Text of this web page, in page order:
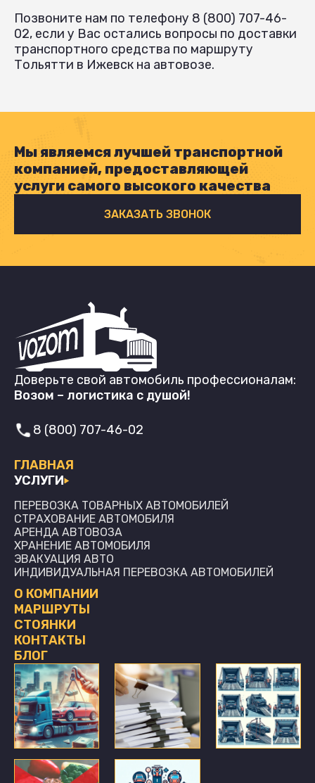
Позвоните нам по телефону 8 (800) 707-46-
02, если у Вас остались вопросы по доставки
транспортного средства по маршруту
Тольятти в Ижевск на автовозе.
Мы являемся лучшей транспортной
компанией, предоставляющей
услуги самого высокого качества
ЗАКАЗАТЬ ЗВОНОК
Доверьте свой автомобиль профессионалам:
Возом – логистика с душой!
ГЛАВНАЯ
УСЛУГИ
ПЕРЕВОЗКА ТОВАРНЫХ АВТОМОБИЛЕЙ
СТРАХОВАНИЕ АВТОМОБИЛЯ
АРЕНДА АВТОВОЗА
ХРАНЕНИЕ АВТОМОБИЛЯ
ЭВАКУАЦИЯ АВТО
ИНДИВИДУАЛЬНАЯ ПЕРЕВОЗКА АВТОМОБИЛЕЙ
О КОМПАНИИ
МАРШРУТЫ
СТОЯНКИ
КОНТАКТЫ
БЛОГ
8 (800) 707-46-02